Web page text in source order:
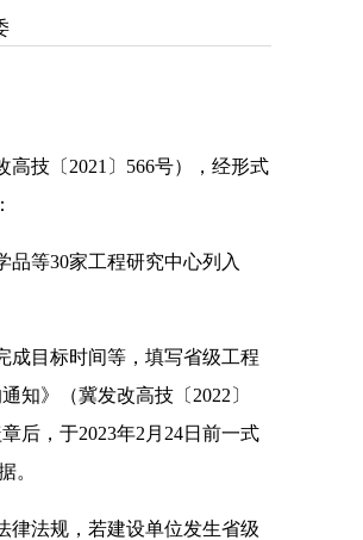
技〔2021〕566号），经形式
等30家工程研究中心列入
成目标时间等，填写省级工程
知》（冀发改高技〔2022〕
后，于2023年2月24日前一式
。
律法规，若建设单位发生省级